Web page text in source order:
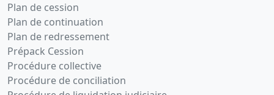
Plan de cession
Plan de continuation
Plan de redressement
Prépack Cession
Procédure collective
Procédure de conciliation